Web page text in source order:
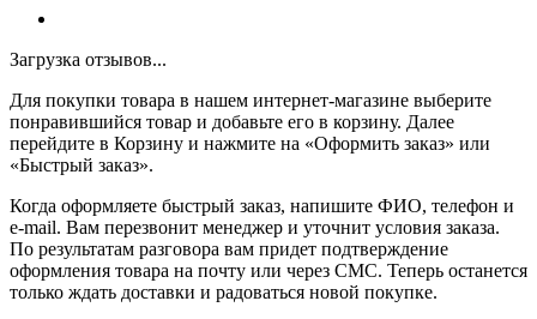
Загрузка отзывов...
Для покупки товара в нашем интернет-магазине выберите
понравившийся товар и добавьте его в корзину. Далее
перейдите в Корзину и нажмите на «Оформить заказ» или
«Быстрый заказ».
Когда оформляете быстрый заказ, напишите ФИО, телефон и
e-mail. Вам перезвонит менеджер и уточнит условия заказа.
По результатам разговора вам придет подтверждение
оформления товара на почту или через СМС. Теперь останется
только ждать доставки и радоваться новой покупке.